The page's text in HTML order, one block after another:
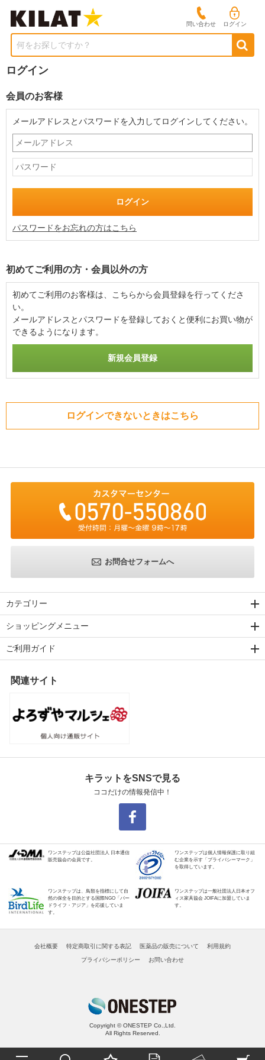
問い合わせ ログイン
何をお探しですか？
ログイン
会員のお客様
メールアドレスとパスワードを入力してログインしてください。
パスワードをお忘れの方はこちら
初めてご利用の方・会員以外の方
初めてご利用のお客様は、こちらから会員登録を行ってくださ
い。
メールアドレスとパスワードを登録しておくと便利にお買い物が
できるようになります。
ログインできないときはこちら
お問合せフォームへ
カテゴリー
ショッピングメニュー
ご利用ガイド
関連サイト
キラットをSNSで見る
ココだけの情報発信中！
ワンステップは公益社団法人 日本通信
販売協会の会員です。
ワンステップは個人情報保護に取り組
む企業を示す「プライバシーマーク」
を取得しています。
ワンステップは、鳥類を指標にして自
然の保全を目的とする国際NGO「バー
ドライフ・アジア」を応援していま
す。
ワンステップは一般社団法人日本オフ
ィス家具協会 JOIFAに加盟していま
す。
会社概要 特定商取引に関する表記 医薬品の販売について 利用規約
プライバシーポリシー お問い合わせ
Copyright © ONESTEP Co.,Ltd.
All Rights Reserved.